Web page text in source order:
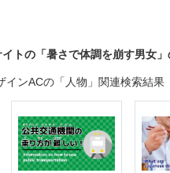
トの「暑さで体調を崩す男女
インACの「人物」関連検索結果